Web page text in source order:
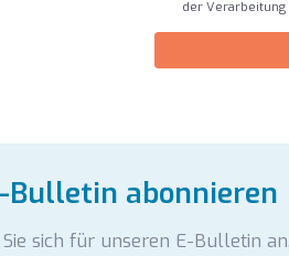
der Verarbeitung
Bulletin abonnieren
sich für unseren E-Bulletin